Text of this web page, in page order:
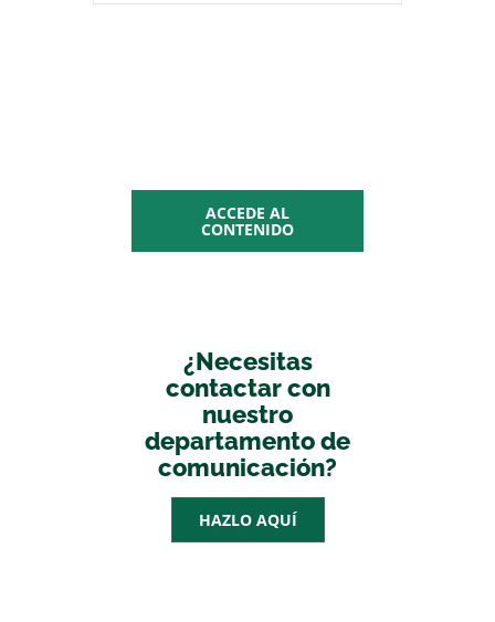
ACCEDE AL
CONTENIDO
¿Necesitas
contactar con
nuestro
departamento de
comunicación?
HAZLO AQUÍ